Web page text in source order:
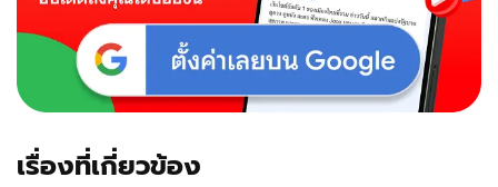
เรื่องที่เกี่ยวข้อง